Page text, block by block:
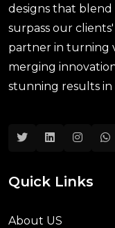
designs that
surpass our
partner in turning
merging
stunning results in
Quick Links
About US